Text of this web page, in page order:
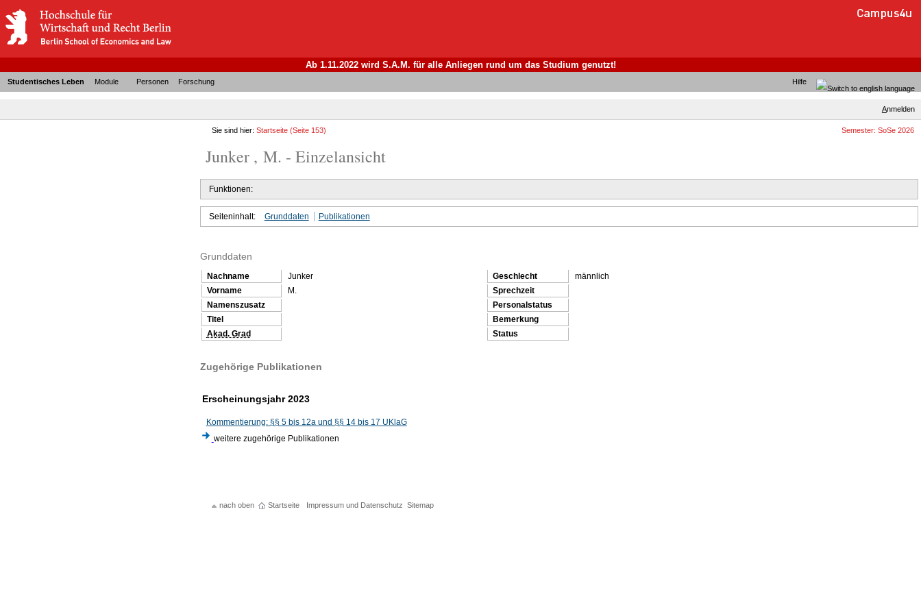
Ab 1.11.2022 wird S.A.M. für alle Anliegen rund um das Studium genutzt!
Studentisches Leben Module Personen Forschung Hilfe
Anmelden
Sie sind hier:Startseite (Seite 153) Semester: SoSe 2026
Junker , M. - Einzelansicht
Funktionen:
Seiteninhalt: Grunddaten Publikationen
Grunddaten
Nachname Junker Geschlecht
männlich
Vorname
M.
Sprechzeit
Namenszusatz
Personalstatus
Titel
Bemerkung
Akad. Grad
Status
Zugehörige Publikationen
Erscheinungsjahr 2023
Kommentierung: §§ 5 bis 12a und §§ 14 bis 17 UKlaG
weitere zugehörige Publikationen
nach oben Startseite Impressum und Datenschutz Sitemap